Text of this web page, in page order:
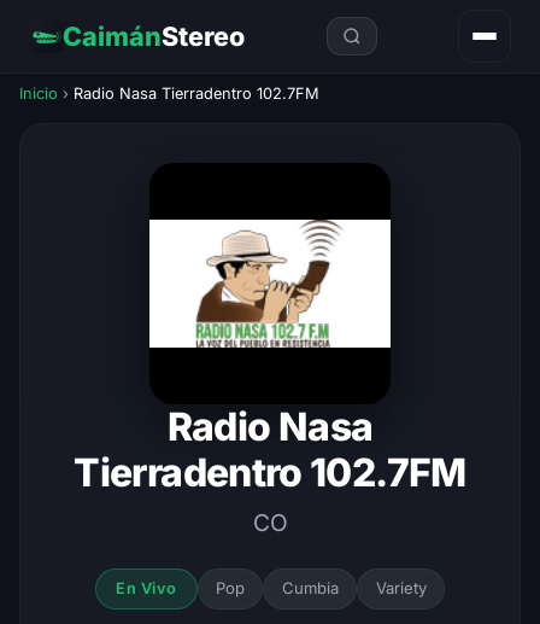
CaimánStereo
Inicio › Radio Nasa Tierradentro 102.7FM
Radio Nasa
Tierradentro 102.7FM
CO
En Vivo Pop Cumbia Variety